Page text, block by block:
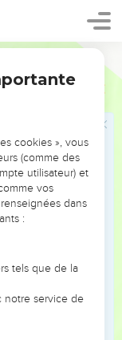
Israël
aujourd’hui
de lieux
au chapitre
les préparatifs
et les révoltes,
d’Israël au
12), crainte et
et immoralité
à nous
ces faits nous
pas tolérer en
cookies », vous
(comme des
utilisateur) et
vos
dans
:
tels que de la
notre service de